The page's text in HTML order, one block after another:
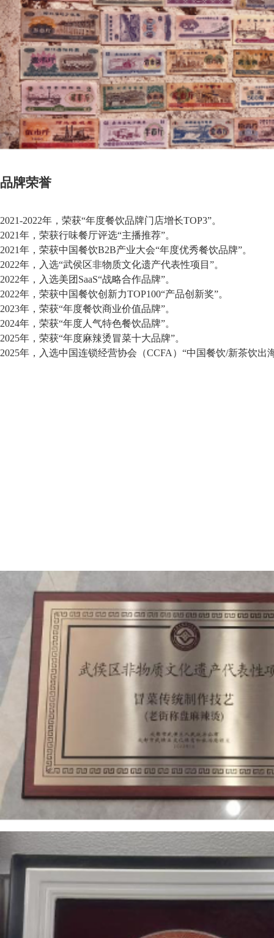
品牌荣誉
2021-2022年，荣获“年度餐饮品牌门店增长TOP3”。
2021年，荣获行味餐厅评选“主播推荐”。
2021年，荣获中国餐饮B2B产业大会“年度优秀餐饮品牌”。
2022年，入选“武侯区非物质文化遗产代表性项目”。
2022年，入选美团SaaS“战略合作品牌”。
2022年，荣获中国餐饮创新力TOP100“产品创新奖”。
2023年，荣获“年度餐饮商业价值品牌”。
2024年，荣获“年度人气特色餐饮品牌”。
2025年，荣获“年度麻辣烫冒菜十大品牌”。
2025年，入选中国连锁经营协会（CCFA）“中国餐饮/新茶饮出